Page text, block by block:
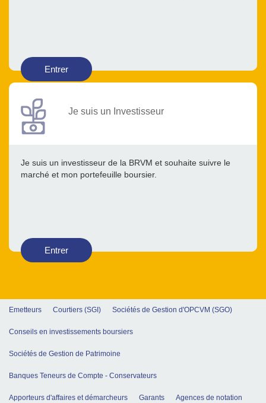
Entrer
Je suis un Investisseur
Je suis un investisseur de la BRVM et souhaite suivre le
marché et mon portefeuille boursier.
Entrer
Emetteurs Courtiers (SGI) Sociétés de Gestion d'OPCVM (SGO)
Conseils en investissements boursiers
Sociétés de Gestion de Patrimoine
Banques Teneurs de Compte - Conservateurs
Apporteurs d'affaires et démarcheurs Garants Agences de notation